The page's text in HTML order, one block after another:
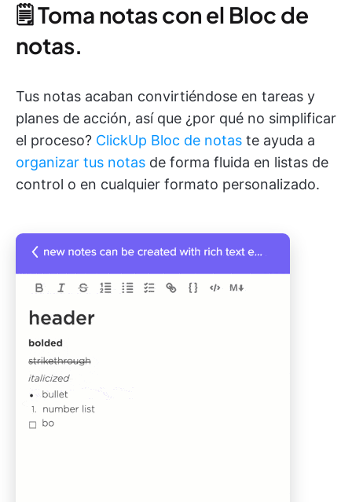
🗒️ Toma notas con el Bloc de
notas.
Tus notas acaban convirtiéndose en tareas y
planes de acción, así que ¿por qué no simplificar
el proceso? ClickUp Bloc de notas te ayuda a
organizar tus notas de forma fluida en listas de
control o en cualquier formato personalizado.